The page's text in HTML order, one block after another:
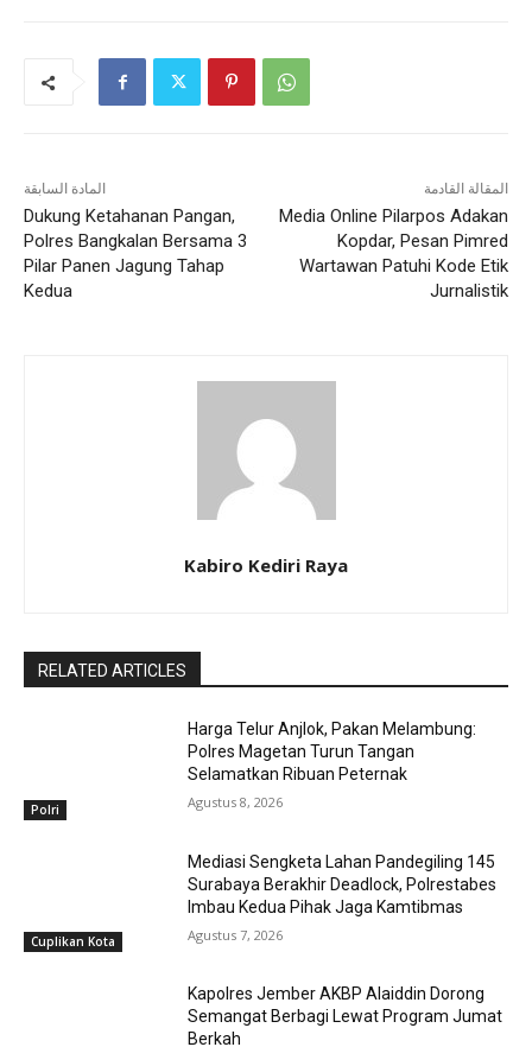
المادة السابقة
Dukung Ketahanan Pangan,
Polres Bangkalan Bersama 3
Pilar Panen Jagung Tahap
Kedua
المقالة القادمة
Media Online Pilarpos Adakan
Kopdar, Pesan Pimred
Wartawan Patuhi Kode Etik
Jurnalistik
Kabiro Kediri Raya
RELATED ARTICLES
Polri
Harga Telur Anjlok, Pakan Melambung:
Polres Magetan Turun Tangan
Selamatkan Ribuan Peternak
Agustus 8, 2026
Cuplikan Kota
Mediasi Sengketa Lahan Pandegiling 145
Surabaya Berakhir Deadlock, Polrestabes
Imbau Kedua Pihak Jaga Kamtibmas
Agustus 7, 2026
Kapolres Jember AKBP Alaiddin Dorong
Semangat Berbagi Lewat Program Jumat
Berkah